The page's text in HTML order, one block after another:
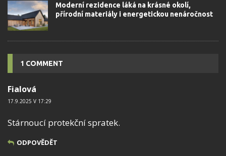
Moderní rezidence láká na krásné okolí,
přírodní materiály i energetickou nenáročnost
1 COMMENT
Fialová
17.9.2025 V 17:29
Stárnoucí protekční spratek.
ODPOVĚDĚT